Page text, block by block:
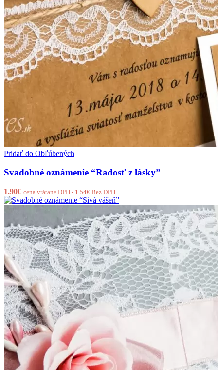
Pridať do Obľúbených
Svadobné oznámenie “Radosť z lásky”
1.90€ cena vrátane DPH - 1.54€ Bez DPH